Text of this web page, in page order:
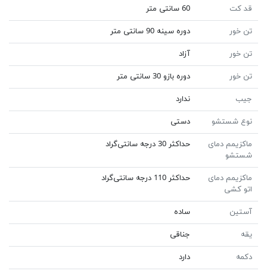
قد کت 60 سانتی متر
تن خور دوره سینه 90 سانتی متر
تن خور آزاد
تن خور دوره بازو 30 سانتی متر
جیب ندارد
نوع شستشو دستی
ماکزیمم دمای
شستشو
حداکثر 30 درجه سانتی‌گراد
ماکزیمم دمای
اتو کشی
حداکثر 110 درجه سانتی‌گراد
آستین ساده
یقه جناقی
دکمه دارد